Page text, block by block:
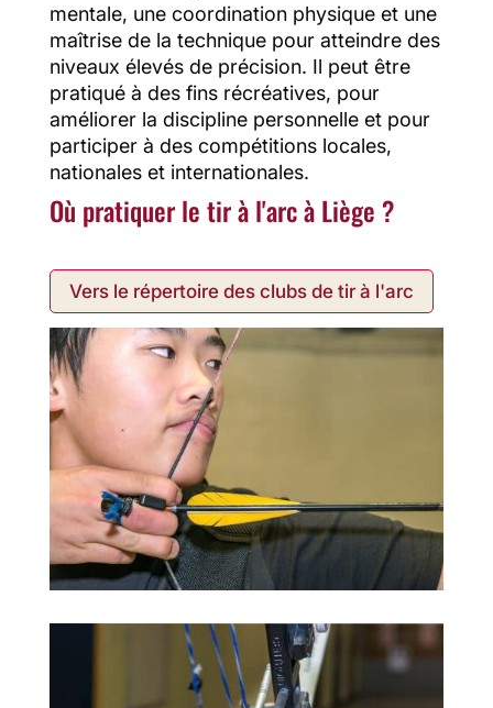
mentale, une coordination physique et une
maîtrise de la technique pour atteindre des
niveaux élevés de précision. Il peut être
pratiqué à des fins récréatives, pour
améliorer la discipline personnelle et pour
participer à des compétitions locales,
nationales et internationales.
Où pratiquer le tir à l'arc à Liège ?
Vers le répertoire des clubs de tir à l'arc